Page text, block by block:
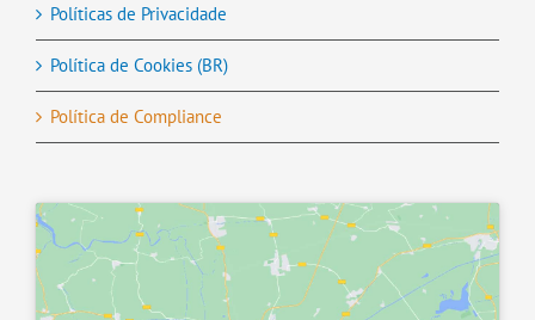
Políticas de Privacidade
Política de Cookies (BR)
Política de Compliance